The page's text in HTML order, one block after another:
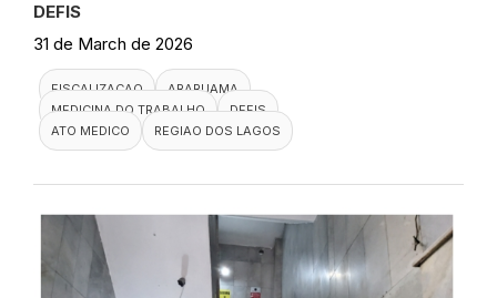
DEFIS
31 de March de 2026
FISCALIZACAO
ARARUAMA
MEDICINA DO TRABALHO
DEFIS
ATO MEDICO
REGIAO DOS LAGOS